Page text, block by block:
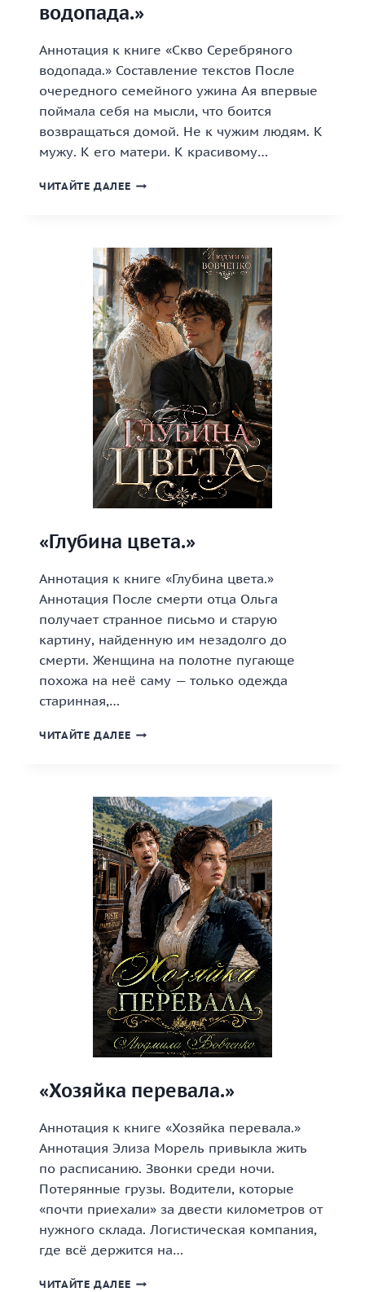
водопада.»
Аннотация к книге «Скво Серебряного
водопада.» Составление текстов После
очередного семейного ужина Ая впервые
поймала себя на мысли, что боится
возвращаться домой. Не к чужим людям. К
мужу. К его матери. К красивому…
ЧИТАЙТЕ ДАЛЕЕ «СКВО
«Глубина цвета.»
Аннотация к книге «Глубина цвета.»
Аннотация После смерти отца Ольга
получает странное письмо и старую
картину, найденную им незадолго до
смерти. Женщина на полотне пугающе
похожа на неё саму — только одежда
старинная,…
ЧИТАЙТЕ ДАЛЕЕ «ГЛУБИНА
«Хозяйка перевала.»
Аннотация к книге «Хозяйка перевала.»
Аннотация Элиза Морель привыкла жить
по расписанию. Звонки среди ночи.
Потерянные грузы. Водители, которые
«почти приехали» за двести километров от
нужного склада. Логистическая компания,
где всё держится на…
ЧИТАЙТЕ ДАЛЕЕ «ХОЗЯЙКА